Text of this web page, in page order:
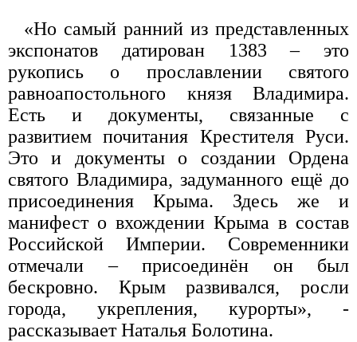
«Но самый ранний из представленных
экспонатов датирован 1383 – это
рукопись о прославлении святого
равноапостольного князя Владимира.
Есть и документы, связанные с
развитием почитания Крестителя Руси.
Это и документы о создании Ордена
святого Владимира, задуманного ещё до
присоединения Крыма. Здесь же и
манифест о вхождении Крыма в состав
Российской Империи. Современники
отмечали – присоединён он был
бескровно. Крым развивался, росли
города, укрепления, курорты», -
рассказывает Наталья Болотина.